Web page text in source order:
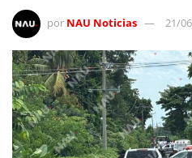
por NAU Noticias 21/